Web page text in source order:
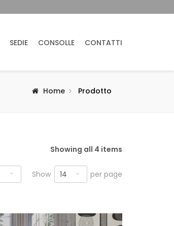
SEDIE CONSOLLE CONTATTI
Home Prodotto
Showing all 4 items
Show 14 per page